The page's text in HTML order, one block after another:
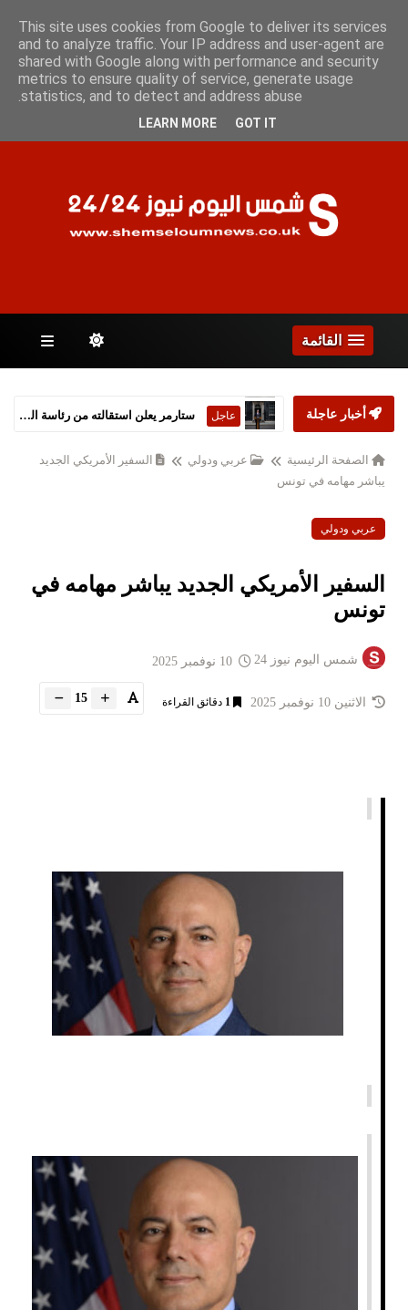
الخميس 6 أغسطس 2026
الصفحات
القائمة
أخبار عاجلة عاجل ستارمر يعلن استقالته من رئاسة الحكومة البريطانية
الصفحة الرئيسية عربي ودولي
السفير الأمريكي الجديد
يباشر مهامه في تونس
عربي ودولي
السفير الأمريكي الجديد يباشر مهامه في
تونس
شمس اليوم نيوز 24
الاثنين 10 نوفمبر 2025 1 دقائق القراءة 15
This site uses cookies from Google to deliver its services
and to analyze traffic. Your IP address and user-agent are
shared with Google along with performance and security
metrics to ensure quality of service, generate usage
statistics, and to detect and address abuse.
LEARN MORE GOT IT